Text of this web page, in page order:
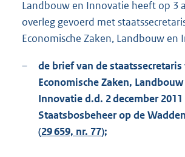
b
Landbouw en Innovatie heeft op 3
overleg gevoerd met
Economische Zaken, Landbouw en
–
de brief van de staatssecretaris
Economische Zaken, Landbouw
Innovatie d.d. 2 december
Staatsbosbeheer op de
(29 659, nr. 77);